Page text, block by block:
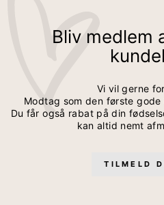
Bliv medlem
Vi vil gerne
Modtag som den første
Du får også rabat på din
kan altid nemt
TILMELD